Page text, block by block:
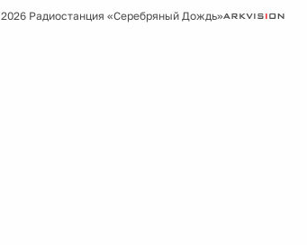
2026 Радиостанция «Серебряный Дождь»